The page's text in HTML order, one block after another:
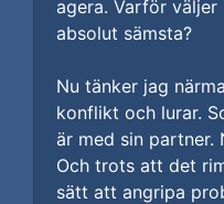
agera. Varför
absolut sämsta?
Nu tänker jag
konflikt och lurar.
är med sin partner.
Och trots att det
sätt att angripa